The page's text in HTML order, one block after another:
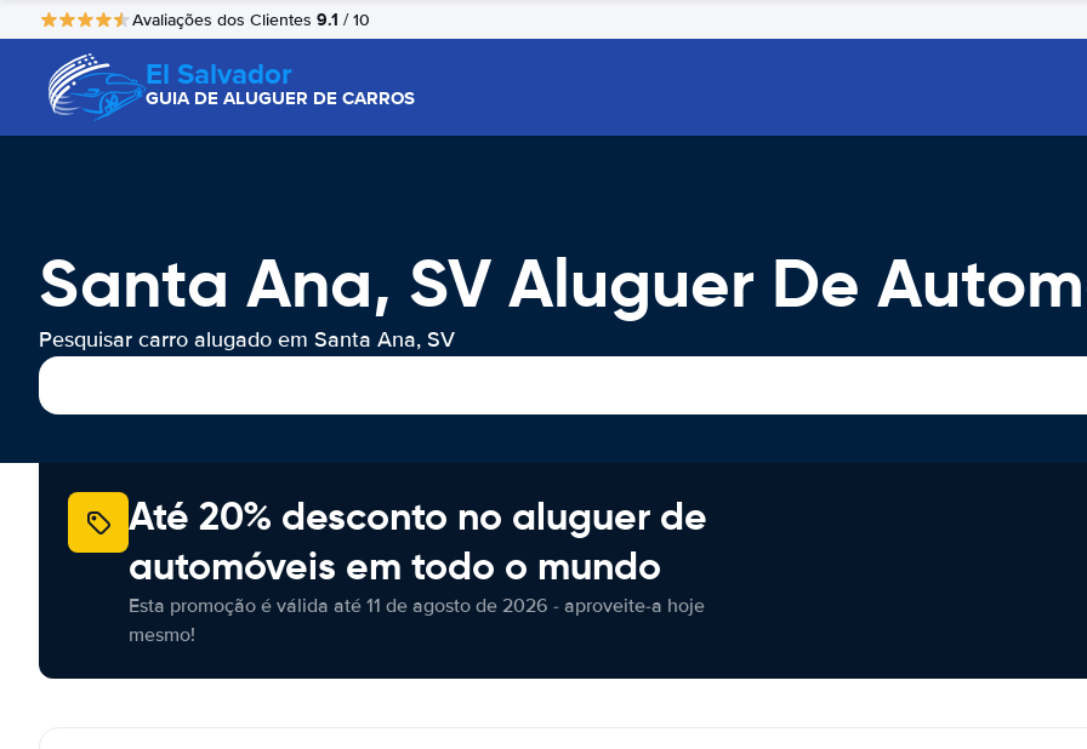
Avaliações dos Clientes 9.1 / 10
El Salvador
GUIA DE ALUGUER DE CARROS
Santa Ana, SV Aluguer De
Pesquisar carro alugado em Santa Ana, SV
Até 20% desconto no aluguer de
automóveis em todo o mundo
Esta promoção é válida até 11 de agosto de 2026 - aproveite-a hoje
mesmo!